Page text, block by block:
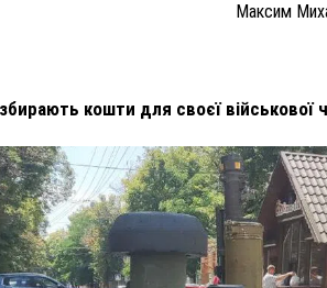
Максим
кошти для своєї військової